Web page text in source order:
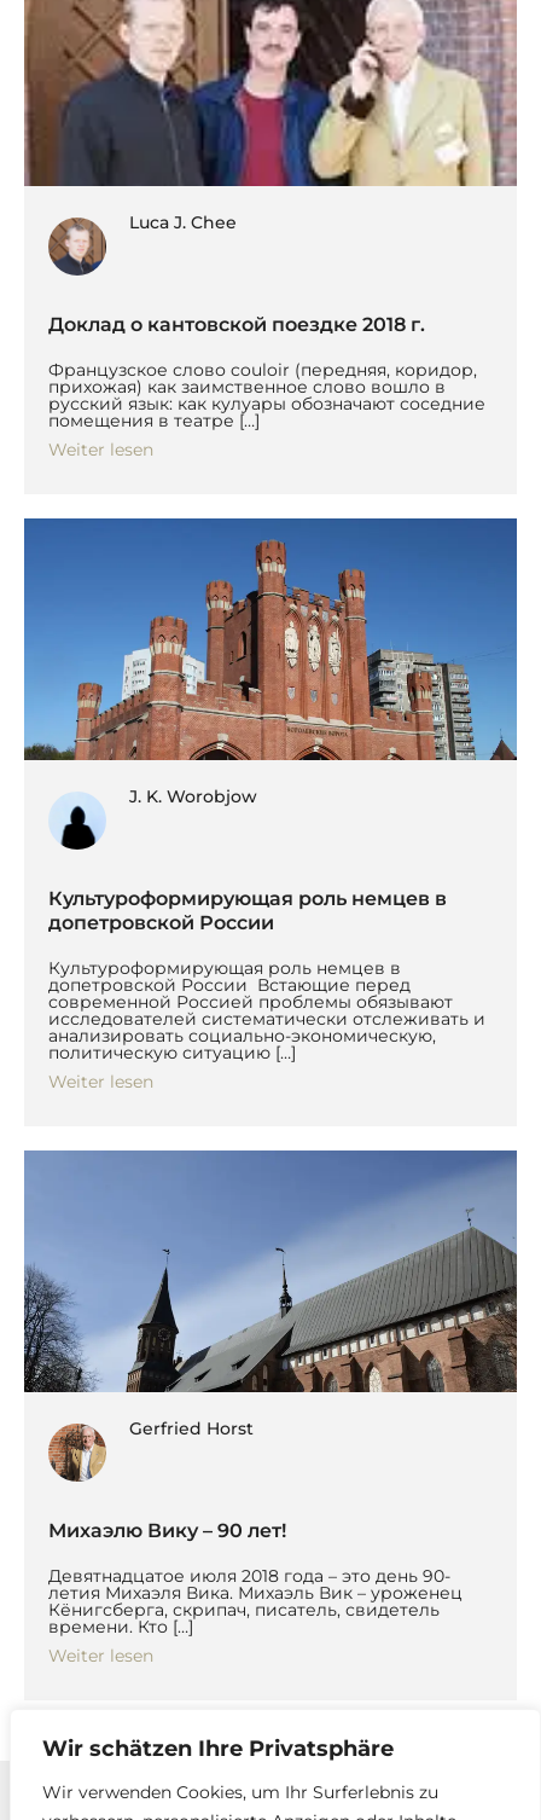
Wir schätzen Ihre Privatsphäre
Wir verwenden Cookies, um Ihr Surferlebnis zu
Luca J. Chee
Доклад о кантовской поездке 2018 г.
Французское слово couloir (передняя, коридор,
прихожая) как заимственное слово вошло в
русский язык: как кулуары обозначают соседние
помещения в театре […]
Weiter lesen
J. K. Worobjow
Культуроформирующая роль немцев в
допетровской России
Культуроформирующая роль немцев в
допетровской России Встающие перед
современной Россией проблемы обязывают
исследователей систематически отслеживать и
анализировать социально-экономическую,
политическую ситуацию […]
Weiter lesen
Gerfried Horst
Михаэлю Вику – 90 лет!
Девятнадцатое июля 2018 года – это день 90-
летия Михаэля Вика. Михаэль Вик – уроженец
Кёнигсберга, скрипач, писатель, свидетель
времени. Кто […]
Weiter lesen